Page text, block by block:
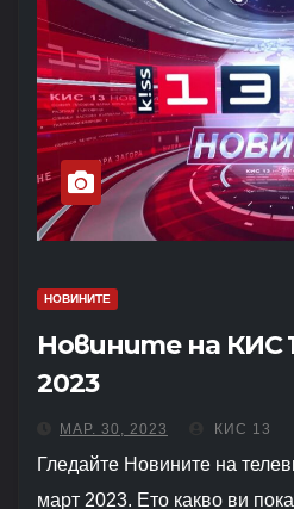
НОВИНИТЕ
Новините на КИС
2023
МАР. 30, 2023 КИС 13
Гледайте Новините на
март 2023. Ето какво ви